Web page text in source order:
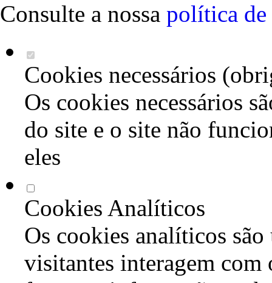
Consulte a nossa política de
Cookies necessários
Os cookies necessários
do site e o site não
eles
Cookies Analíticos
Os cookies analíticos são
visitantes interagem com